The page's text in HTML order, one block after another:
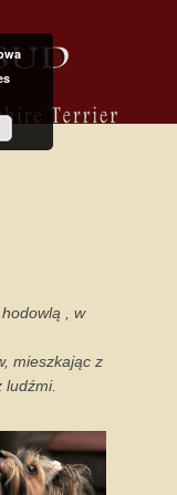
, w
mieszkając z
ludźmi.